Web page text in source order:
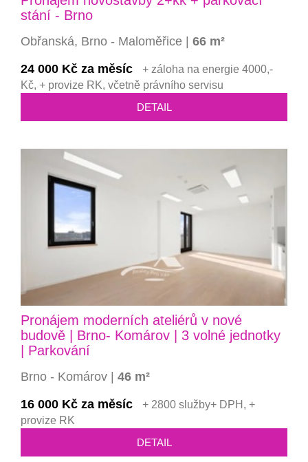
stání - Brno
Obřanská, Brno - Maloměřice | 66 m²
24 000 Kč za měsíc
+ záloha na energie 4000,-
Kč, + provize RK, včetně právního servisu
DETAIL
Pronájem moderních ateliérů v nové
budově | Brno- Komárov | 3 volné jednotky
| Parkování
Brno - Komárov | 46 m²
16 000 Kč za měsíc
+ 2800 služby+ DPH, +
provize RK
DETAIL